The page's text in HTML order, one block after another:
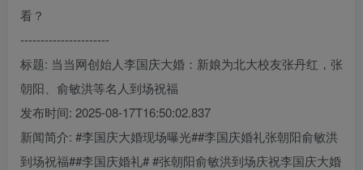
看？
----------------------
标题: 当当网创始人李国庆大婚：新娘为北大校友张丹红，张
朝阳、俞敏洪等名人到场祝福
发布时间: 2025-08-17T16:50:02.837
新闻简介: #李国庆大婚现场曝光##李国庆婚礼张朝阳俞敏洪
到场祝福##李国庆婚礼# #张朝阳俞敏洪到场庆祝李国庆大婚